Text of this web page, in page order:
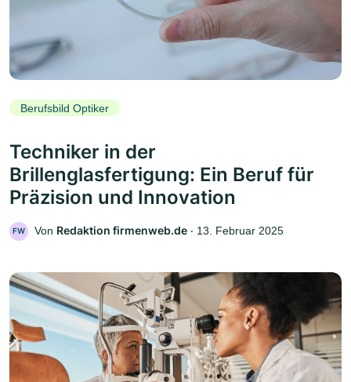
Berufsbild Optiker
Techniker in der
Brillenglasfertigung: Ein Beruf für
Präzision und Innovation
FW Von Redaktion firmenweb.de ‧ 13. Februar 2025